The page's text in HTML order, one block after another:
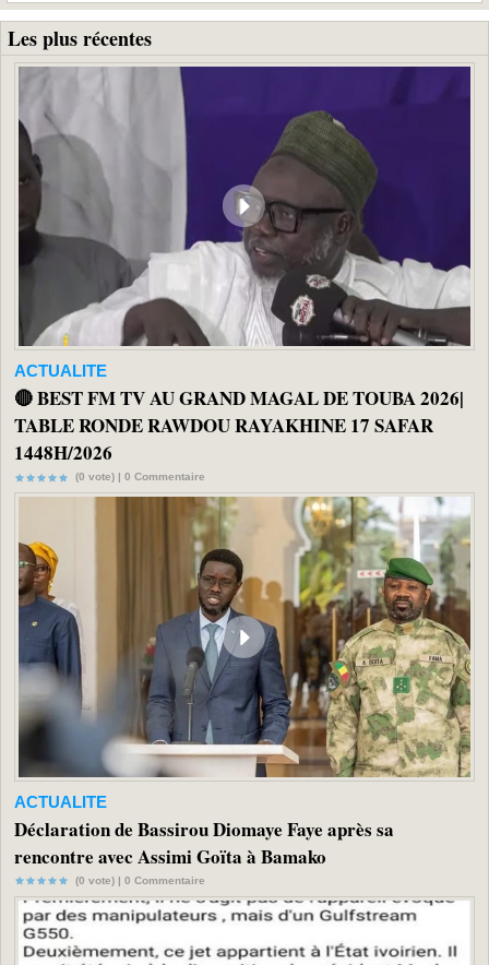
Les plus récentes
ACTUALITE
🔴 BEST FM TV AU GRAND MAGAL DE TOUBA 2026|
TABLE RONDE RAWDOU RAYAKHINE 17 SAFAR
1448H/2026
(0 vote) | 0 Commentaire
ACTUALITE
Déclaration de Bassirou Diomaye Faye après sa
rencontre avec Assimi Goïta à Bamako
(0 vote) | 0 Commentaire